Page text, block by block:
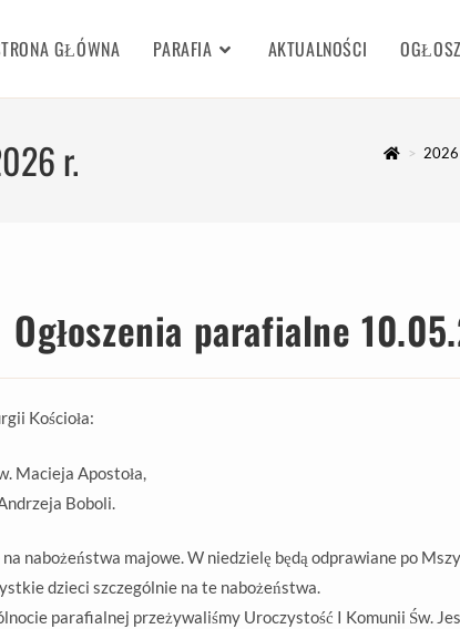
GŁÓWNA PARAFIA AKTUALNOŚCI
r. > 2026
Ogłoszenia parafialne
Kościoła:
Macieja Apostoła,
Boboli.
nabożeństwa majowe. W niedzielę będą odprawiane po
dzieci szczególnie na te nabożeństwa.
parafialnej przeżywaliśmy Uroczystość I Komunii Św.